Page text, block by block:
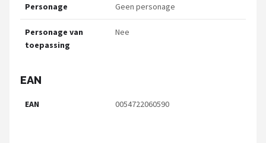
Personage Geen personage
Personage van
toepassing
Nee
EAN
EAN 0054722060590